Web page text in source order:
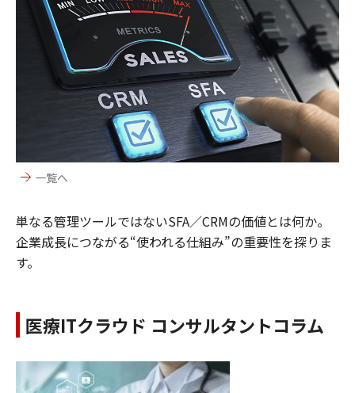
一覧へ
単なる管理ツールではないSFA／CRMの価値とは何か。
企業成長につながる“使われる仕組み”の重要性を探りま
す。
医療ITクラウド コンサルタントコラム